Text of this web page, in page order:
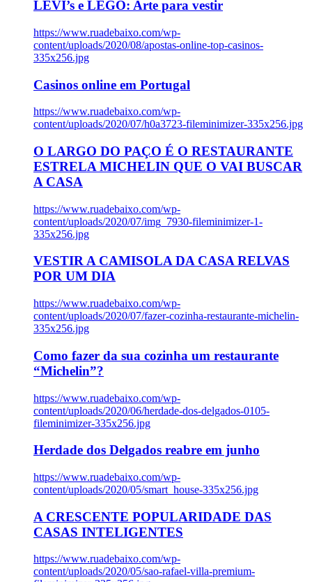
LEVI’s e LEGO: Arte para vestir
https://www.ruadebaixo.com/wp-
content/uploads/2020/08/apostas-online-top-casinos-
335x256.jpg
Casinos online em Portugal
https://www.ruadebaixo.com/wp-
content/uploads/2020/07/h0a3723-fileminimizer-335x256.jpg
O LARGO DO PAÇO É O RESTAURANTE
ESTRELA MICHELIN QUE O VAI BUSCAR
A CASA
https://www.ruadebaixo.com/wp-
content/uploads/2020/07/img_7930-fileminimizer-1-
335x256.jpg
VESTIR A CAMISOLA DA CASA RELVAS
POR UM DIA
https://www.ruadebaixo.com/wp-
content/uploads/2020/07/fazer-cozinha-restaurante-michelin-
335x256.jpg
Como fazer da sua cozinha um restaurante
“Michelin”?
https://www.ruadebaixo.com/wp-
content/uploads/2020/06/herdade-dos-delgados-0105-
fileminimizer-335x256.jpg
Herdade dos Delgados reabre em junho
https://www.ruadebaixo.com/wp-
content/uploads/2020/05/smart_house-335x256.jpg
A CRESCENTE POPULARIDADE DAS
CASAS INTELIGENTES
https://www.ruadebaixo.com/wp-
content/uploads/2020/05/sao-rafael-villa-premium-